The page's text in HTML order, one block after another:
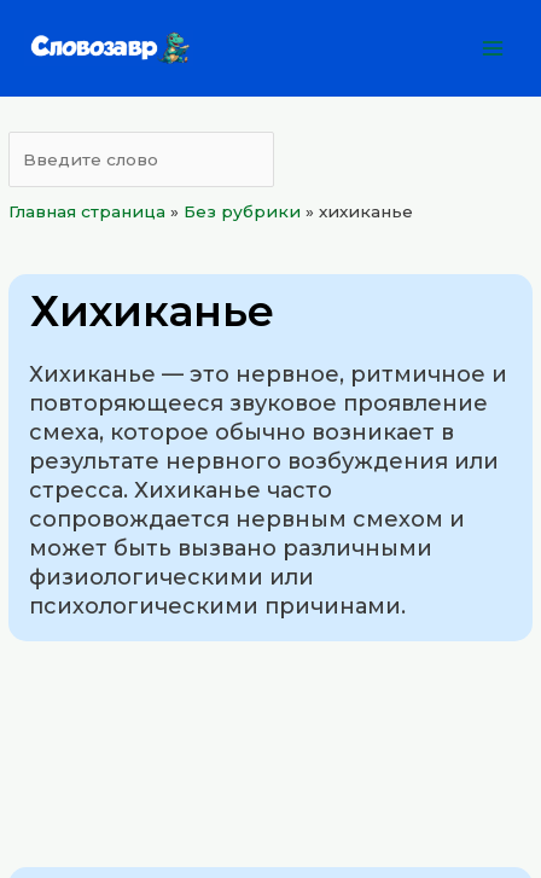
Главная страница » Без рубрики »хихиканье
Хихиканье
Хихиканье — это нервное, ритмичное и
повторяющееся звуковое проявление
смеха, которое обычно возникает в
результате нервного возбуждения или
стресса. Хихиканье часто
сопровождается нервным смехом и
может быть вызвано различными
физиологическими или
психологическими причинами.